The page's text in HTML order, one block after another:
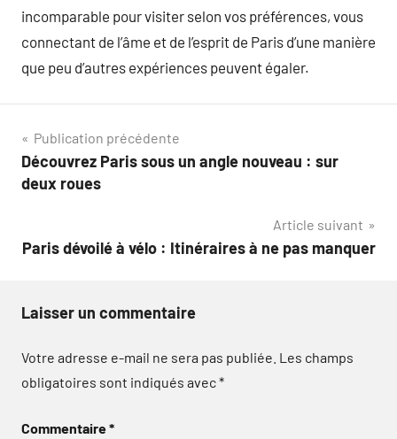
incomparable pour visiter selon vos préférences, vous
connectant de l’âme et de l’esprit de Paris d’une manière
que peu d’autres expériences peuvent égaler.
Navigation
de
Publication précédente
Découvrez Paris sous un angle nouveau : sur
deux roues
Article suivant
Paris dévoilé à vélo : Itinéraires à ne pas manquer
Laisser un commentaire
Votre adresse e-mail ne sera pas publiée. Les champs
obligatoires sont indiqués avec*
Commentaire*